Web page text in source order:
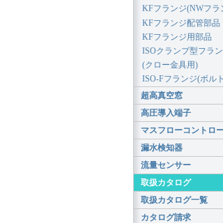
KFフランジ(NWフラ
KFフランジ配管部品
KFフランジ用部品
ISOクランプ型フラ
(クロー金具用)
ISO-Fフランジ(ボル
超高真空窓
高圧導入端子
マスフローコントロ
漏水検知器
流量センサー
取扱カタログ
取扱カタログ一覧
カタログ請求